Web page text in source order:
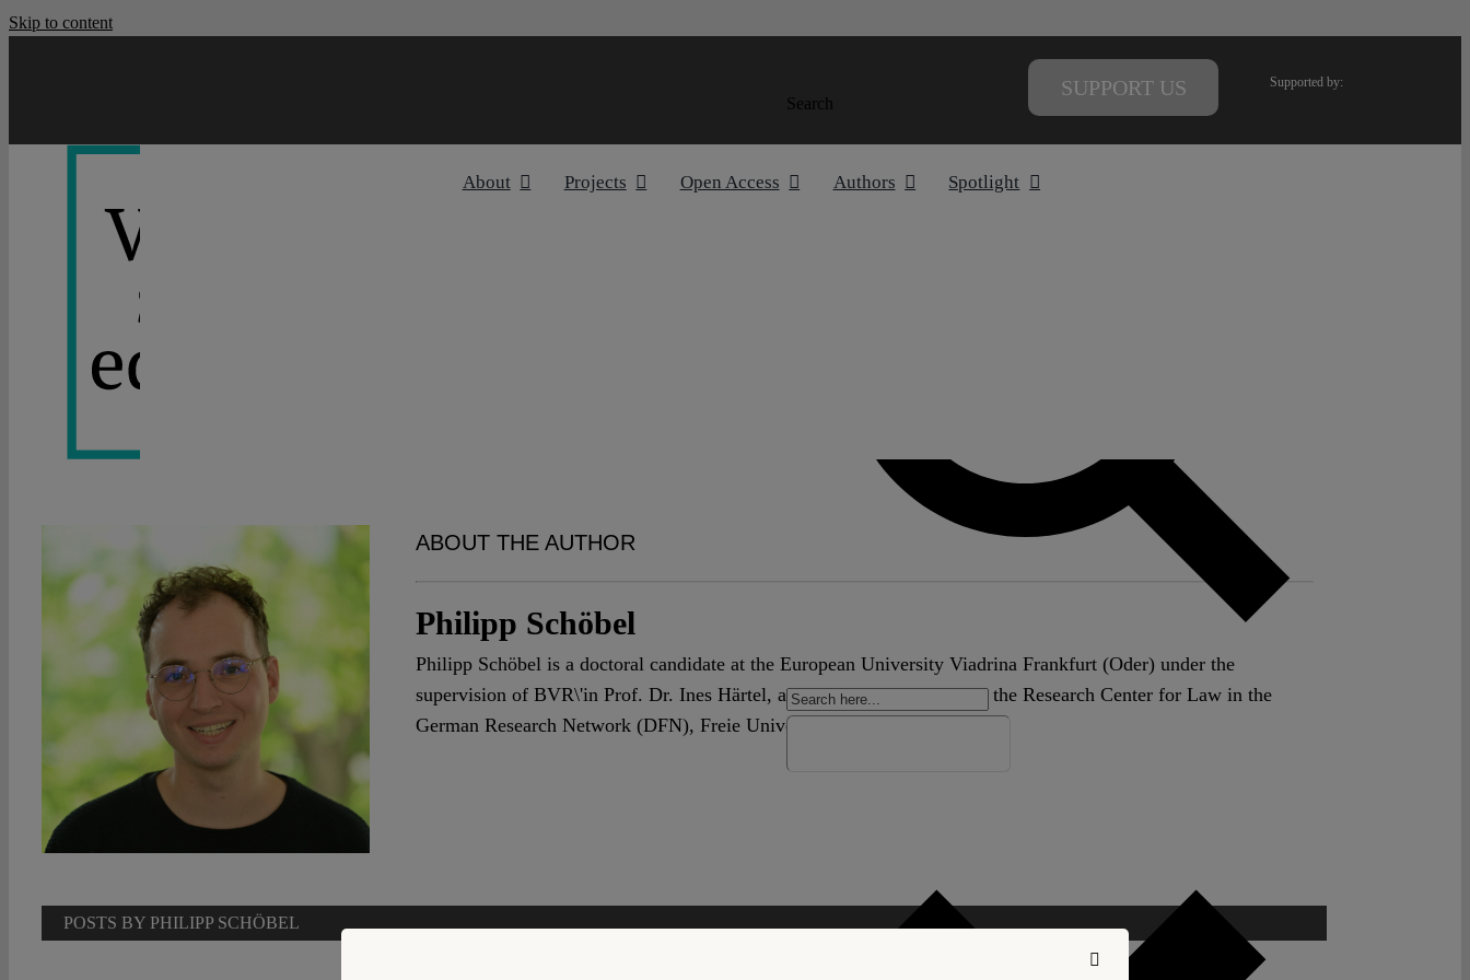
Skip to content
Search
SUPPORT US Supported by:
About Projects Open Access Authors Spotlight
ABOUT THE AUTHOR
Philipp Schöbel
Philipp Schöbel is a doctoral candidate at the European University Viadrina Frankfurt (Oder) under the
supervision of BVR\'in Prof. Dr. Ines Härtel, and a research associate at the Research Center for Law in the
German Research Network (DFN), Freie Universität Berlin.
POSTS BY PHILIPP SCHÖBEL